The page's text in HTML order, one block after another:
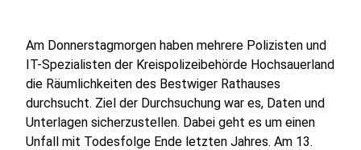
Am Donnerstagmorgen haben mehrere Polizisten und
IT-Spezialisten der Kreispolizeibehörde Hochsauerland
die Räumlichkeiten des Bestwiger Rathauses
durchsucht. Ziel der Durchsuchung war es, Daten und
Unterlagen sicherzustellen. Dabei geht es um einen
Unfall mit Todesfolge Ende letzten Jahres. Am 13.